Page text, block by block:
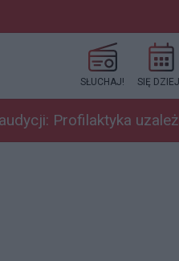
SŁUCHAJ! SIĘ
Profilaktyka